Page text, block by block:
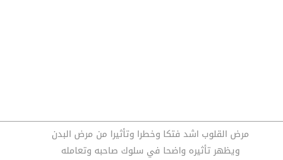
مرض القلوب اشد فتكا وخطرا وتأثيرا من مرض البدن
ويظهر تأثيره واضحا في سلوك صاحبه وتعامله